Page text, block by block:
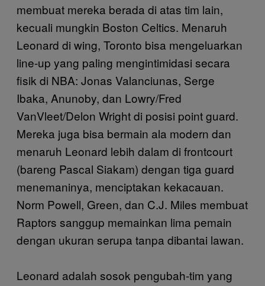
membuat mereka berada di atas tim lain,
kecuali mungkin Boston Celtics. Menaruh
Leonard di wing, Toronto bisa mengeluarkan
line-up yang paling mengintimidasi secara
fisik di NBA: Jonas Valanciunas, Serge
Ibaka, Anunoby, dan Lowry/Fred
VanVleet/Delon Wright di posisi point guard.
Mereka juga bisa bermain ala modern dan
menaruh Leonard lebih dalam di frontcourt
(bareng Pascal Siakam) dengan tiga guard
menemaninya, menciptakan kekacauan.
Norm Powell, Green, dan C.J. Miles membuat
Raptors sanggup memainkan lima pemain
dengan ukuran serupa tanpa dibantai lawan.
Leonard adalah sosok pengubah-tim yang